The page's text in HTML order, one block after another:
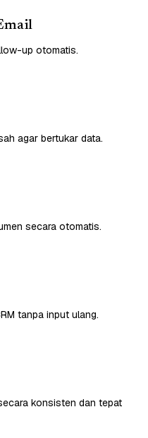
up otomatis.
agar bertukar data.
secara otomatis.
tanpa input ulang.
konsisten dan tepat